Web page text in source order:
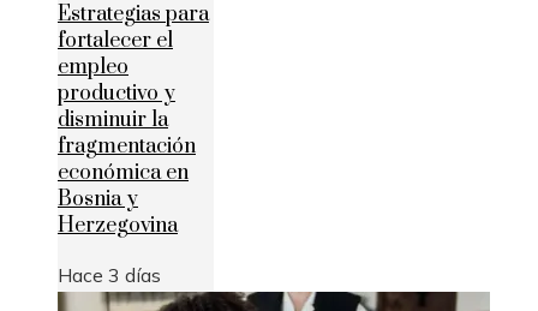
Estrategias para
fortalecer el
empleo
productivo y
disminuir la
fragmentación
económica en
Bosnia y
Herzegovina
Hace 3 días